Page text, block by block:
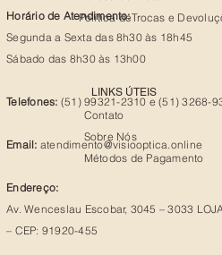
Política deTrocas e
LINKS ÚTEIS
Contato
Sobre Nós
Métodos de Pagamento
Horário de Atendimento:
Segunda a Sexta das 8h30 às 18h45
Sábado das 8h30 às 13h00
Telefones: (51) 99321-2310 e (51) 3268-
Email: atendimento@visiooptica.online
Endereço:
Av. Wenceslau Escobar, 3045 – 3033
– CEP: 91920-455